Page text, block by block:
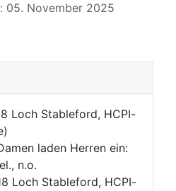
05. November 2025
Loch Stableford, HCPI-
laden Herren ein:
n.o.
Loch Stableford, HCPI-